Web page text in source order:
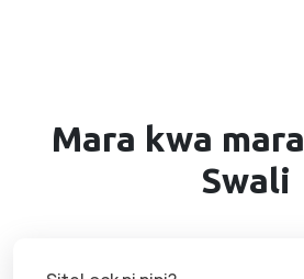
Mara kwa mara
Swali